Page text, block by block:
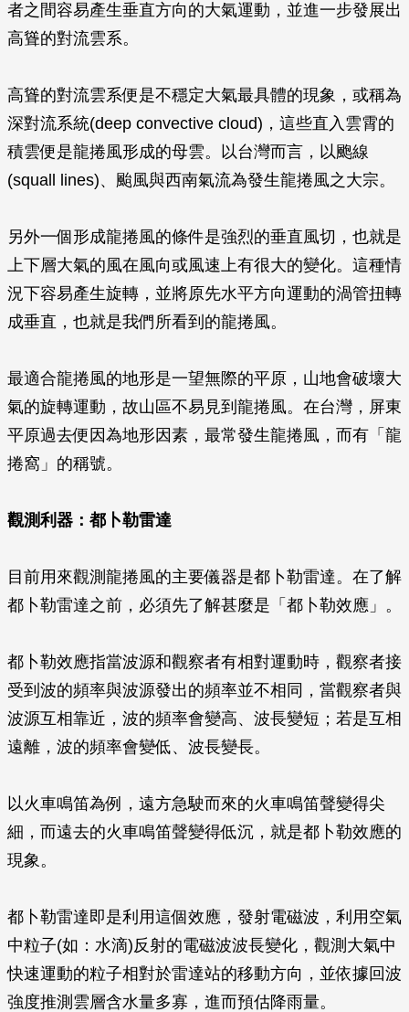
者之間容易產生垂直方向的大氣運動，並進一步發展出
高聳的對流雲系。
高聳的對流雲系便是不穩定大氣最具體的現象，或稱為
深對流系統(deep convective cloud)，這些直入雲霄的
積雲便是龍捲風形成的母雲。以台灣而言，以颮線
(squall lines)、颱風與西南氣流為發生龍捲風之大宗。
另外一個形成龍捲風的條件是強烈的垂直風切，也就是
上下層大氣的風在風向或風速上有很大的變化。這種情
況下容易產生旋轉，並將原先水平方向運動的渦管扭轉
成垂直，也就是我們所看到的龍捲風。
最適合龍捲風的地形是一望無際的平原，山地會破壞大
氣的旋轉運動，故山區不易見到龍捲風。在台灣，屏東
平原過去便因為地形因素，最常發生龍捲風，而有「龍
捲窩」的稱號。
觀測利器：都卜勒雷達
目前用來觀測龍捲風的主要儀器是都卜勒雷達。在了解
都卜勒雷達之前，必須先了解甚麼是「都卜勒效應」。
都卜勒效應指當波源和觀察者有相對運動時，觀察者接
受到波的頻率與波源發出的頻率並不相同，當觀察者與
波源互相靠近，波的頻率會變高、波長變短；若是互相
遠離，波的頻率會變低、波長變長。
以火車鳴笛為例，遠方急駛而來的火車鳴笛聲變得尖
細，而遠去的火車鳴笛聲變得低沉，就是都卜勒效應的
現象。
都卜勒雷達即是利用這個效應，發射電磁波，利用空氣
中粒子(如：水滴)反射的電磁波波長變化，觀測大氣中
快速運動的粒子相對於雷達站的移動方向，並依據回波
強度推測雲層含水量多寡，進而預估降雨量。